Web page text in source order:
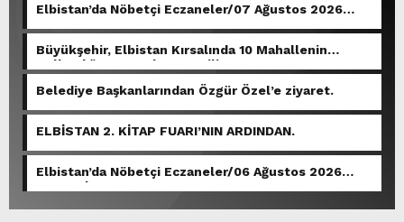
Elbistan’da Nöbetçi Eczaneler/07 Ağustos 2026
Büyükşehir, Elbistan Kırsalında 10 Mahallenin
Kullandığı Grup Yolunu Yeniliyor.
Belediye Başkanlarından Özgür Özel’e ziyaret.
ELBİSTAN 2. KİTAP FUARI’NIN ARDINDAN.
Elbistan’da Nöbetçi Eczaneler/06 Ağustos 2026
Perşembe